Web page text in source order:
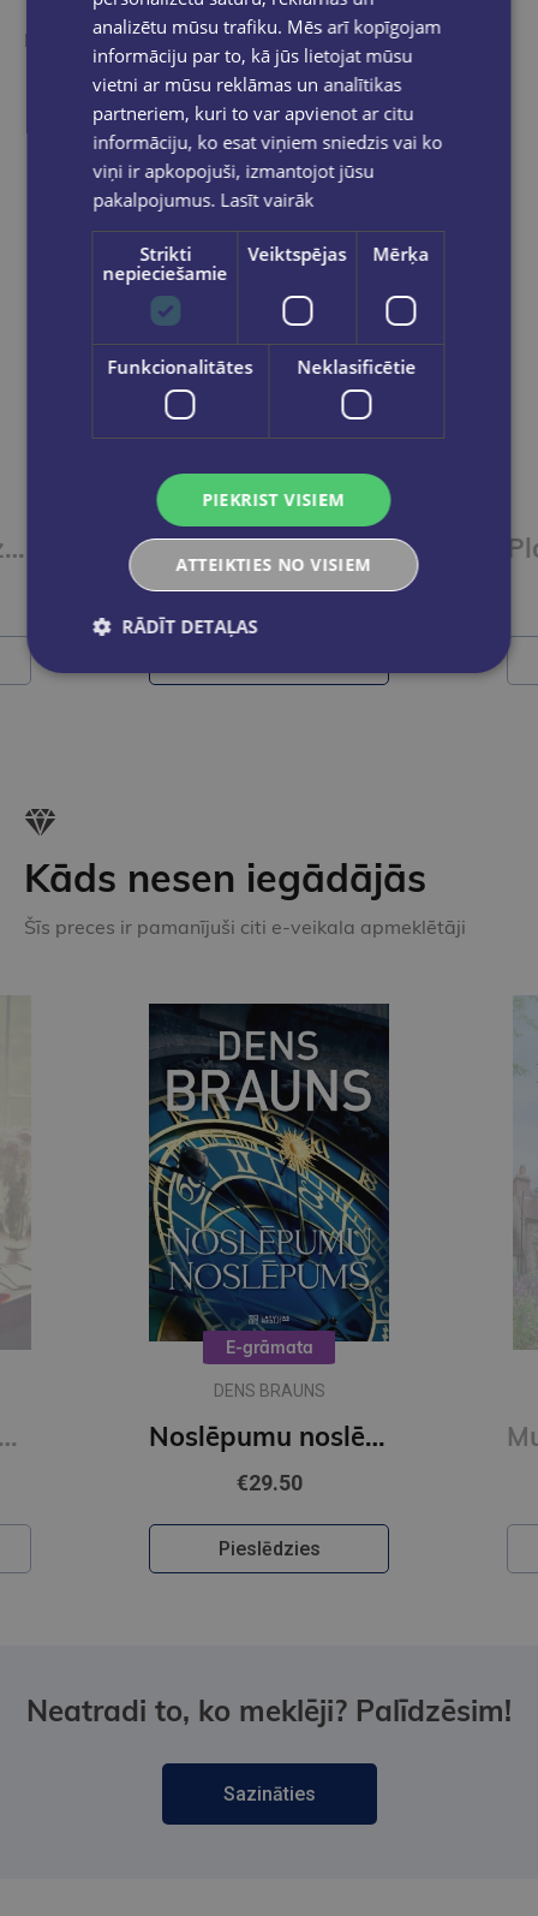
Ieskaties, varbūt noder
Saspraudes krūzītē 150 gb., Mojito Pildspalvu turētājs, Mojito
€3.55
Kāds nesen iegādājās
Šīs preces ir pamanījuši citi e-veikala apmeklētāji
vārdi. Vakara detektīvs
E-grāmata
DENS BRAUNS
Noslēpumu noslēpums (e-grāmata)
€29.50
Pieslēdzies
Neatradi to, ko meklēji? Palīdzēsim!
Sazināties
analizētu mūsu trafiku. Mēs arī kopīgojam
informāciju par to, kā jūs lietojat mūsu
vietni ar mūsu reklāmas un analītikas
partneriem, kuri to var apvienot ar citu
informāciju, ko esat viņiem sniedzis vai ko
viņi ir apkopojuši, izmantojot jūsu
pakalpojumus. Lasīt vairāk
Strikti
nepieciešamie
Veiktspējas Mērķa
Funkcionalitātes Neklasificētie
PIEKRIST VISIEM
ATTEIKTIES NO VISIEM
RĀDĪT DETAĻAS